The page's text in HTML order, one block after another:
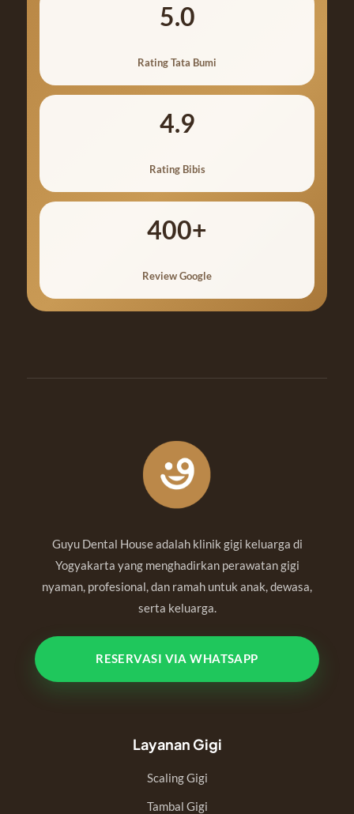
5.0
Rating Tata Bumi
4.9
Rating Bibis
400+
Review Google
Guyu Dental House adalah klinik gigi keluarga di
Yogyakarta yang menghadirkan perawatan gigi
nyaman, profesional, dan ramah untuk anak, dewasa,
serta keluarga.
RESERVASI VIA WHATSAPP
Layanan Gigi
Scaling Gigi
Tambal Gigi